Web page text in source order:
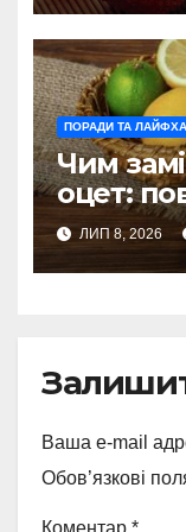
ПОРАДИ ТА
Чим
оцет:
ЛИП 8, 2026
Ваша e-mail
Обов’язкові